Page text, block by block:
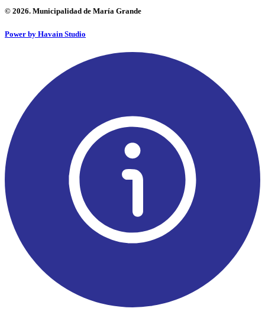
© 2026. Municipalidad de María Grande
Power by Havain Studio